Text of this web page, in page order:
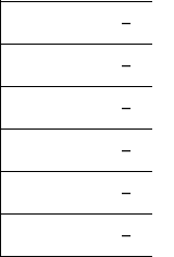
–
–
–
–
–
–